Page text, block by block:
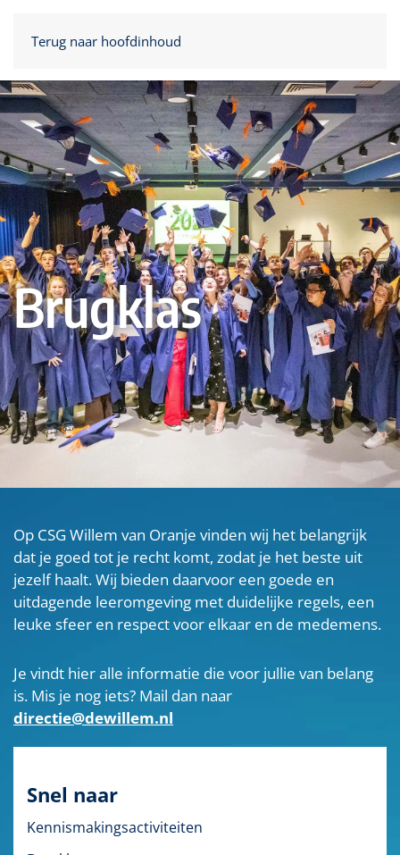
Terug naar hoofdinhoud
Brugklas
Op CSG Willem van Oranje vinden wij het belangrijk
dat je goed tot je recht komt, zodat je het beste uit
jezelf haalt. Wij bieden daarvoor een goede en
uitdagende leeromgeving met duidelijke regels, een
leuke sfeer en respect voor elkaar en de medemens.
Je vindt hier alle informatie die voor jullie van belang
is. Mis je nog iets? Mail dan naar
directie@dewillem.nl
Snel naar
Kennismakingsactiviteiten